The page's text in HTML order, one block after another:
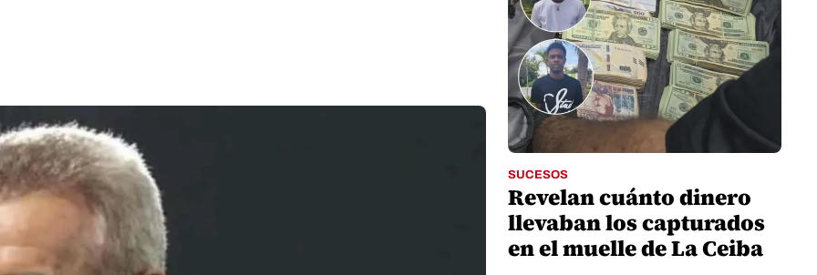
SUCESOS
Revelan cuánto dinero
llevaban los capturados
en el muelle de La Ceiba